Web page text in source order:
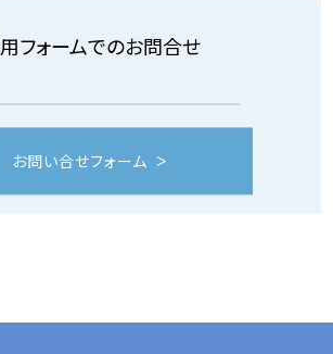
フォームでのお問合せ
お問い合せフォーム